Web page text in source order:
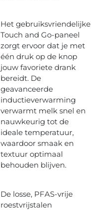
Het gebruiksvriendelijke
Touch and Go-paneel
zorgt ervoor dat je met
één druk op de knop
jouw favoriete drank
bereidt. De
geavanceerde
inductieverwarming
verwarmt melk snel en
nauwkeurig tot de
ideale temperatuur,
waardoor smaak en
textuur optimaal
behouden blijven.
De losse, PFAS-vrije
roestvrijstalen